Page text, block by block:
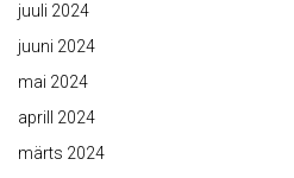
juuli 2024
juuni 2024
mai 2024
aprill 2024
märts 2024